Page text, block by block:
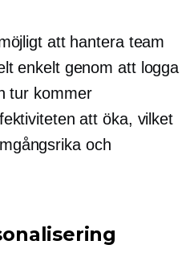
att hantera team
enkelt genom att logga
tur kommer
att öka, vilket
och